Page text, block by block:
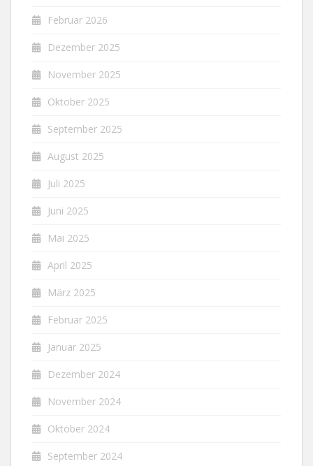
Februar 2026
Dezember 2025
November 2025
Oktober 2025
September 2025
August 2025
Juli 2025
Juni 2025
Mai 2025
April 2025
März 2025
Februar 2025
Januar 2025
Dezember 2024
November 2024
Oktober 2024
September 2024